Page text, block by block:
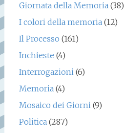
Giornata della Memoria(38)
I colori della memoria(12)
Il Processo (161)
Inchieste (4)
Interrogazioni(6)
Memoria(4)
Mosaico dei Giorni(9)
Politica(287)